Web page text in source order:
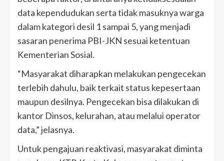
data kependudukan serta tidak masuknya warga
dalam kategori desil 1 sampai 5, yang menjadi
sasaran penerima PBI-JKN sesuai ketentuan
Kementerian Sosial.
“Masyarakat diharapkan melakukan pengecekan
terlebih dahulu, baik terkait status kepesertaan
maupun desilnya. Pengecekan bisa dilakukan di
kantor Dinsos, kelurahan, atau melalui operator
data,” jelasnya.
Untuk pengajuan reaktivasi, masyarakat diminta